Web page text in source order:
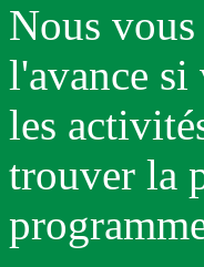
Nous
l'avance si
les
trouver la